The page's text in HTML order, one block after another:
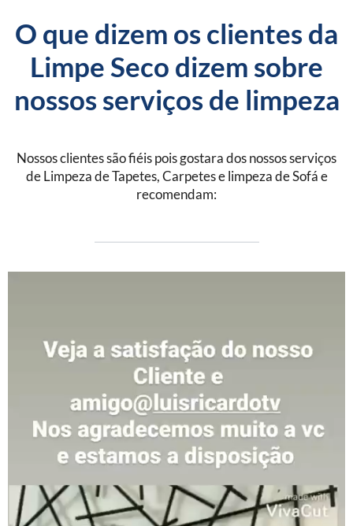
O que dizem os clientes da
Limpe Seco dizem sobre
nossos serviços de limpeza
Nossos clientes são fiéis pois gostara dos nossos serviços
de Limpeza de Tapetes, Carpetes e limpeza de Sofá e
recomendam: